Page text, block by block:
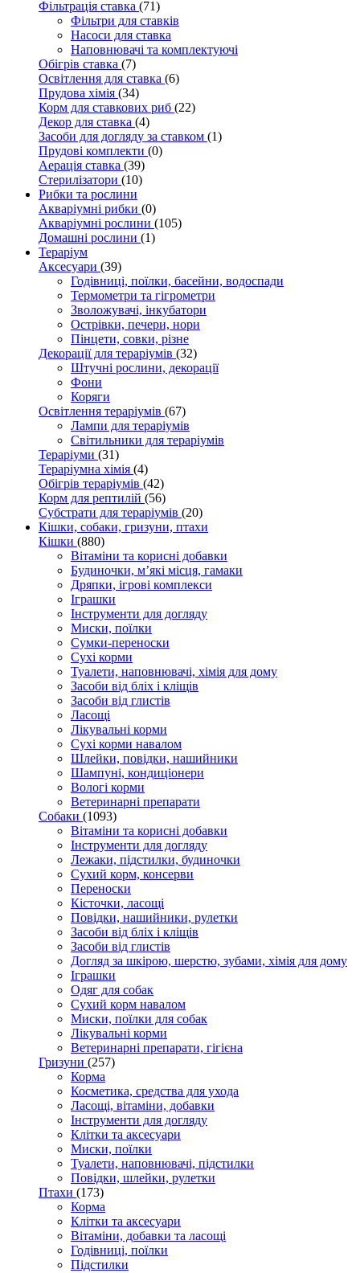
Фільтрація ставка (71)
Фільтри для ставків
Насоси для ставка
Наповнювачі та комплектуючі
Обігрів ставка (7)
Освітлення для ставка (6)
Прудова хімія (34)
Корм для ставкових риб (22)
Декор для ставка (4)
Засоби для догляду за ставком (1)
Прудові комплекти (0)
Аерація ставка (39)
Стерилізатори (10)
Рибки та рослини
Акваріумні рибки (0)
Акваріумні рослини (105)
Домашні рослини (1)
Тераріум
Аксесуари (39)
Годівниці, поїлки, басейни, водоспади
Термометри та гігрометри
Зволожувачі, інкубатори
Острівки, печери, нори
Пінцети, совки, різне
Декорації для тераріумів (32)
Штучні рослини, декорації
Фони
Коряги
Освітлення тераріумів (67)
Лампи для тераріумів
Світильники для тераріумів
Тераріуми (31)
Тераріумна хімія (4)
Обігрів тераріумів (42)
Корм для рептилій (56)
Субстрати для тераріумів (20)
Кішки, собаки, гризуни, птахи
Кішки (880)
Вітаміни та корисні добавки
Будиночки, м’які місця, гамаки
Дряпки, ігрові комплекси
Іграшки
Інструменти для догляду
Миски, поїлки
Сумки-переноски
Сухі корми
Туалети, наповнювачі, хімія для дому
Засоби від бліх і кліщів
Засоби від глистів
Ласощі
Лікувальні корми
Сухі корми навалом
Шлейки, повідки, нашийники
Шампуні, кондиціонери
Вологі корми
Ветеринарні препарати
Собаки (1093)
Вітаміни та корисні добавки
Інструменти для догляду
Лежаки, підстилки, будиночки
Сухий корм, консерви
Переноски
Кісточки, ласощі
Повідки, нашийники, рулетки
Засоби від бліх і кліщів
Засоби від глистів
Догляд за шкірою, шерстю, зубами, хімія для дому
Іграшки
Одяг для собак
Сухий корм навалом
Миски, поїлки для собак
Лікувальні корми
Ветеринарні препарати, гігієна
Гризуни (257)
Корма
Косметика, средства для ухода
Ласощі, вітаміни, добавки
Інструменти для догляду
Клітки та аксесуари
Миски, поїлки
Туалети, наповнювачі, підстилки
Повідки, шлейки, рулетки
Птахи (173)
Корма
Клітки та аксесуари
Вітаміни, добавки та ласощі
Годівниці, поїлки
Підстилки